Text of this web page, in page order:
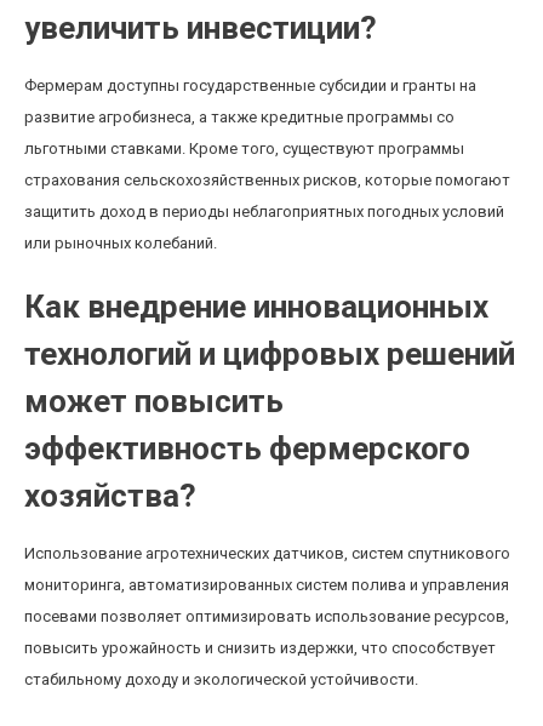
увеличить инвестиции?
Фермерам доступны государственные субсидии и гранты на
развитие агробизнеса, а также кредитные программы со
льготными ставками. Кроме того, существуют программы
страхования сельскохозяйственных рисков, которые помогают
защитить доход в периоды неблагоприятных погодных условий
или рыночных колебаний.
Как внедрение инновационных
технологий и цифровых решений
может повысить
эффективность фермерского
хозяйства?
Использование агротехнических датчиков, систем спутникового
мониторинга, автоматизированных систем полива и управления
посевами позволяет оптимизировать использование ресурсов,
повысить урожайность и снизить издержки, что способствует
стабильному доходу и экологической устойчивости.